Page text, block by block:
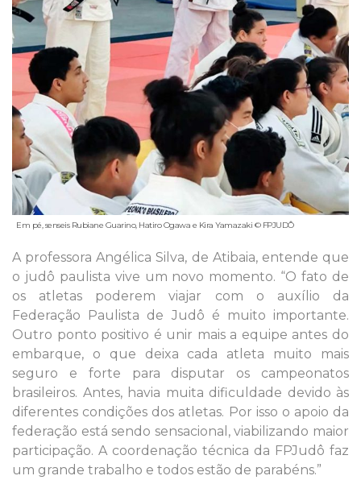
Em pé, senseis Rubiane Guarino, Hatiro Ogawa e Kira Yamazaki © FPJUDÔ
A professora Angélica Silva, de Atibaia, entende que
o judô paulista vive um novo momento. “O fato de
os atletas poderem viajar com o auxílio da
Federação Paulista de Judô é muito importante.
Outro ponto positivo é unir mais a equipe antes do
embarque, o que deixa cada atleta muito mais
seguro e forte para disputar os campeonatos
brasileiros. Antes, havia muita dificuldade devido às
diferentes condições dos atletas. Por isso o apoio da
federação está sendo sensacional, viabilizando maior
participação. A coordenação técnica da FPJudô faz
um grande trabalho e todos estão de parabéns.”